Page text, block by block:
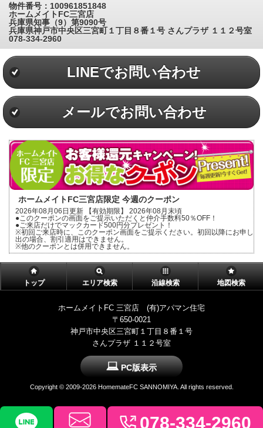
物件番号：100961851848
ホームメイトFC三宮店
兵庫県知事（9）第9090号
兵庫県神戸市中央区三宮町１丁目８番１号 さんプラザ １１２号室
078-334-2960
LINEでお問い合わせ
メールでお問い合わせ
ホームメイトFC三宮店限定 今週のクーポン
2026年08月06日更新 【有効期限】 2026年08月末頃
●このクーポンの画面をご提示いただくと仲介手数料50％OFF！
●ご来店だけでマックカード500円分プレゼント！
※初回ご来店時に、このクーポン画面をご提示ください。初回以降にお申し
出の場合、割引適用はできません。
※他のクーポンとは併用できません。
トップ エリア検索 沿線検索 地図検索
ホームメイトFC 三宮店 (有)アパマン住宅
〒650-0021
神戸市中央区三宮町１丁目８番１号
さんプラザ １１２号室
078-334-2960
PC版表示
Copyright © 2009-2026 HomemateFC SANNOMIYA. All rights reserved.